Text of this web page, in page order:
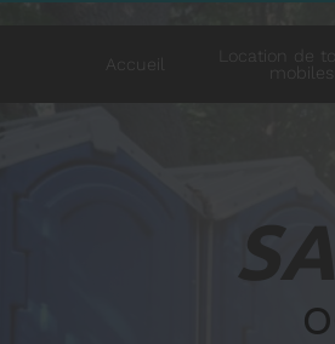
Accueil
Location de
mobiles